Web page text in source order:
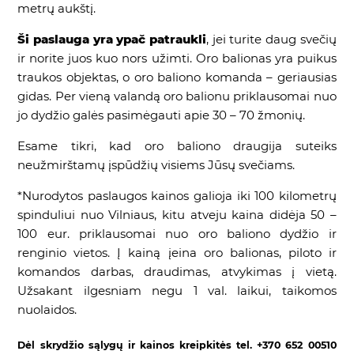
metrų aukštį.
Ši paslauga yra ypač patraukli, jei turite daug svečių
ir norite juos kuo nors užimti. Oro balionas yra puikus
traukos objektas, o oro baliono komanda – geriausias
gidas. Per vieną valandą oro balionu priklausomai nuo
jo dydžio galės pasimėgauti apie 30 – 70 žmonių.
Esame tikri, kad oro baliono draugija suteiks
neužmirštamų įspūdžių visiems Jūsų svečiams.
*Nurodytos paslaugos kainos galioja iki 100 kilometrų
spinduliui nuo Vilniaus, kitu atveju kaina didėja 50 –
100 eur. priklausomai nuo oro baliono dydžio ir
renginio vietos. Į kainą įeina oro balionas, piloto ir
komandos darbas, draudimas, atvykimas į vietą.
Užsakant ilgesniam negu 1 val. laikui, taikomos
nuolaidos.
Dėl skrydžio sąlygų ir kainos kreipkitės tel. +370 652 00510